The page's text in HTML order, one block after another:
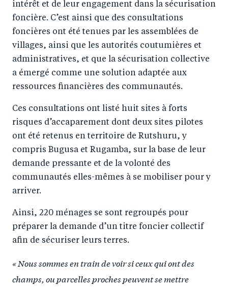
intérêt et de leur engagement dans la sécurisation
foncière. C’est ainsi que des consultations
foncières ont été tenues par les assemblées de
villages, ainsi que les autorités coutumières et
administratives, et que la sécurisation collective
a émergé comme une solution adaptée aux
ressources financières des communautés.
Ces consultations ont listé huit sites à forts
risques d’accaparement dont deux sites pilotes
ont été retenus en territoire de Rutshuru, y
compris Bugusa et Rugamba, sur la base de leur
demande pressante et de la volonté des
communautés elles-mêmes à se mobiliser pour y
arriver.
Ainsi, 220 ménages se sont regroupés pour
préparer la demande d’un titre foncier collectif
afin de sécuriser leurs terres.
« Nous sommes en train de voir si ceux qui ont des
champs, ou parcelles proches peuvent se mettre